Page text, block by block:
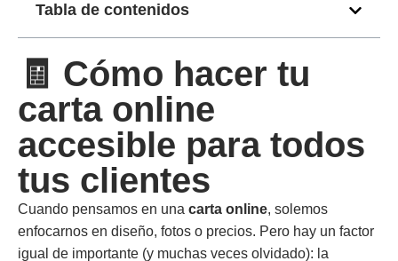
Tabla de contenidos
🧾 Cómo hacer tu
carta online
accesible para todos
tus clientes
Cuando pensamos en una carta online, solemos
enfocarnos en diseño, fotos o precios. Pero hay un factor
igual de importante (y muchas veces olvidado): la